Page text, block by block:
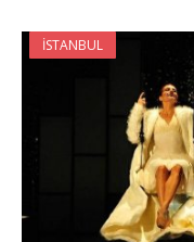
İSTANBUL